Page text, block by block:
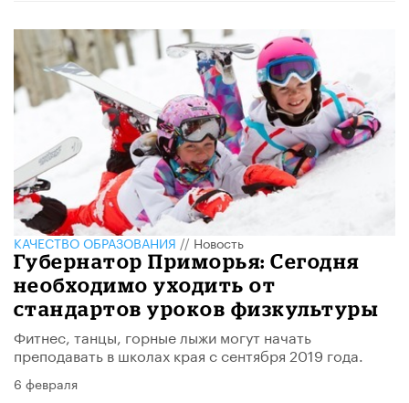
КАЧЕСТВО ОБРАЗОВАНИЯ // Новость
Губернатор Приморья: Сегодня
необходимо уходить от
стандартов уроков физкультуры
Фитнес, танцы, горные лыжи могут начать
преподавать в школах края с сентября 2019 года.
6 февраля